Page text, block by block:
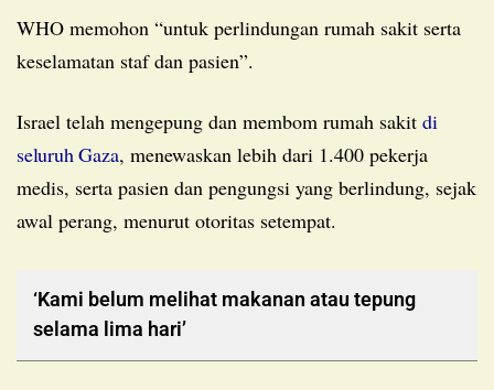
WHO memohon “untuk perlindungan rumah sakit serta
keselamatan staf dan pasien”.
Israel telah mengepung dan membom rumah sakit di
seluruh Gaza, menewaskan lebih dari 1.400 pekerja
medis, serta pasien dan pengungsi yang berlindung, sejak
awal perang, menurut otoritas setempat.
‘Kami belum melihat makanan atau tepung
selama lima hari’